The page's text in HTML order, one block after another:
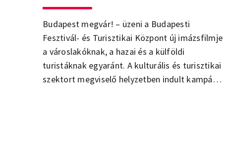
Budapest megvár! – üzeni a Budapesti
Fesztivál- és Turisztikai Központ új imázsfilmje
a városlakóknak, a hazai és a külföldi
turistáknak egyaránt. A kulturális és turisztikai
szektort megviselő helyzetben indult kampány